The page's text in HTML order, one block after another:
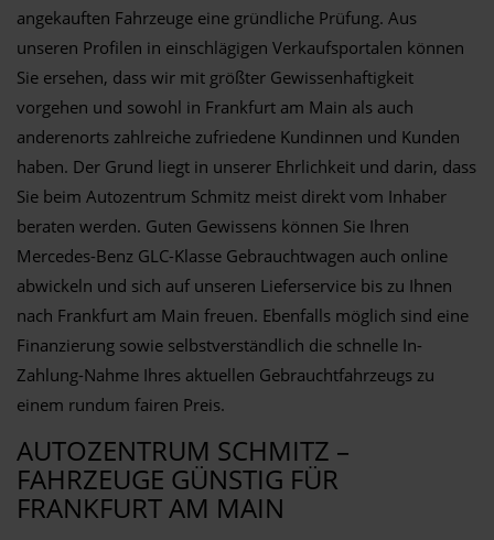
angekauften Fahrzeuge eine gründliche Prüfung. Aus
unseren Profilen in einschlägigen Verkaufsportalen können
Sie ersehen, dass wir mit größter Gewissenhaftigkeit
vorgehen und sowohl in Frankfurt am Main als auch
anderenorts zahlreiche zufriedene Kundinnen und Kunden
haben. Der Grund liegt in unserer Ehrlichkeit und darin, dass
Sie beim Autozentrum Schmitz meist direkt vom Inhaber
beraten werden. Guten Gewissens können Sie Ihren
Mercedes-Benz GLC-Klasse Gebrauchtwagen auch online
abwickeln und sich auf unseren Lieferservice bis zu Ihnen
nach Frankfurt am Main freuen. Ebenfalls möglich sind eine
Finanzierung sowie selbstverständlich die schnelle In-
Zahlung-Nahme Ihres aktuellen Gebrauchtfahrzeugs zu
einem rundum fairen Preis.
AUTOZENTRUM SCHMITZ –
FAHRZEUGE GÜNSTIG FÜR
FRANKFURT AM MAIN